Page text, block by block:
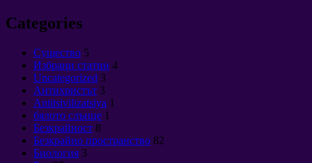
Categories
Cущество 5
Избрани статии 4
Uncategorized 3
Антихристът 3
Antitsivilizatsiya 1
бялото слънце 1
Безкрайност 8
Безкрайно пространство 82
Биология 3